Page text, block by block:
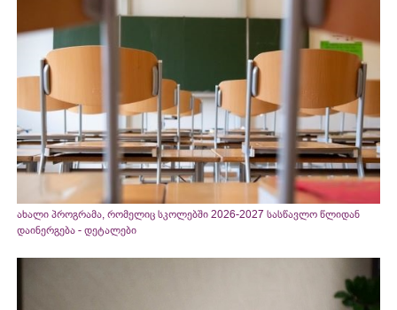
ახალი პროგრამა, რომელიც სკოლებში 2026-2027 სასწავლო წლიდან
დაინერგება - დეტალები